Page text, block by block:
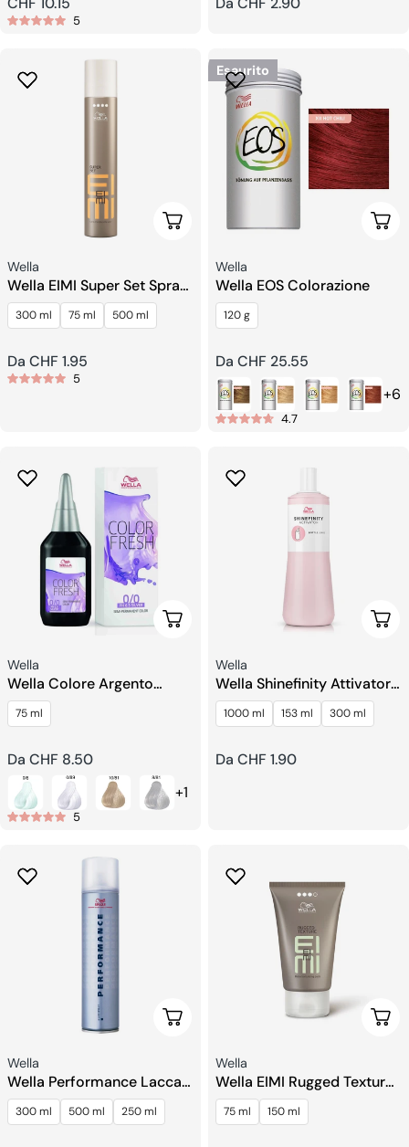
regolare
5
Scegli Le Opzioni
Venditore:
Wella
Wella EIMI Super Set Spray
Di Finitura Extra Forte
300 ml 75 ml 500 ml
Prezzo
regolare
Da CHF 1.95
5
Esaurito
Venditore:
Wella
Wella EOS Colorazione
120 g
Prezzo
regolare
Da CHF 25.55
+6
4.7
Scegli Le Opzioni
Venditore:
Wella
Wella Colore Argento
Fresco
75 ml
Prezzo
regolare
Da CHF 8.50
+1
5
Venditore:
Wella
Wella Shinefinity Attivatore
Per Flaconi
1000 ml 153 ml 300 ml
Prezzo
Da CHF 1.90
Scegli Le Opzioni
Venditore:
Wella
Wella Performance Lacca
Per Capelli
300 ml 500 ml 250 ml
Venditore:
Wella
Wella EIMI Rugged Texture
Pasta Opaca
75 ml 150 ml